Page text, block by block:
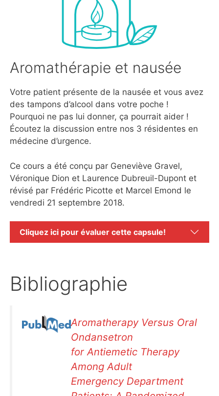
Aromathérapie et nausée
Votre patient présente de la nausée et vous avez
des tampons d’alcool dans votre poche !
Pourquoi ne pas lui donner, ça pourrait aider !
Écoutez la discussion entre nos 3 résidentes en
médecine d’urgence.
Ce cours a été conçu par Geneviève Gravel,
Véronique Dion et Laurence Dubreuil-Dupont et
révisé par Frédéric Picotte et Marcel Emond le
vendredi 21 septembre 2018.
Cliquez ici pour évaluer cette capsule!
Bibliographie
Aromatherapy Versus Oral
Ondansetron
for Antiemetic Therapy
Among Adult
Emergency Department